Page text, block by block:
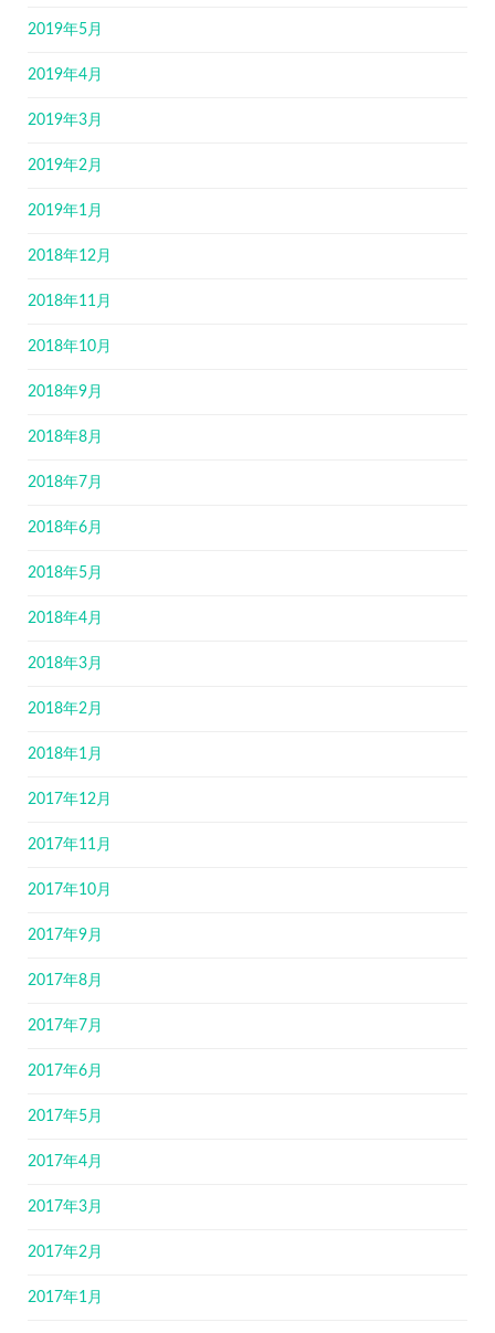
2019年5月
2019年4月
2019年3月
2019年2月
2019年1月
2018年12月
2018年11月
2018年10月
2018年9月
2018年8月
2018年7月
2018年6月
2018年5月
2018年4月
2018年3月
2018年2月
2018年1月
2017年12月
2017年11月
2017年10月
2017年9月
2017年8月
2017年7月
2017年6月
2017年5月
2017年4月
2017年3月
2017年2月
2017年1月